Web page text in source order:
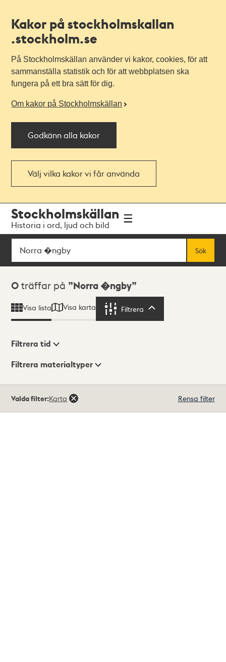
Kakor på stockholmskallan
.stockholm.se
På Stockholmskällan använder vi kakor, cookies, för att
sammanställa statistik och för att webbplatsen ska
fungera på ett bra sätt för dig.
Om kakor på Stockholmskällan
Godkänn alla kakor
Välj vilka kakor vi får använda
navigationen
huvudinnehållet
Stockholmskällan
Historia i ord, ljud och bild
Sök
Sök
Sökresultat
0 träffar på Norra �ngby
Visa lista Visa karta Filtrera
Visningsläge
Filtrera tid
Filtrera materialtyper
träffar
Valda filter:Karta Rensa filter